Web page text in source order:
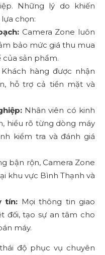
Những lý do khiến
chọn:
Camera Zone luôn
bảo mức giá thu mua
sản phẩm.
Khách hàng được nhận
hỗ trợ cả tiền mặt và
Nhân viên có kinh
hiểu rõ từng dòng máy
kiểm tra và đánh giá
bận rộn, Camera Zone
khu vực Bình Thạnh và
tín: Mọi thông tin giao
đối, tạo sự an tâm cho
máy.
độ phục vụ chuyên